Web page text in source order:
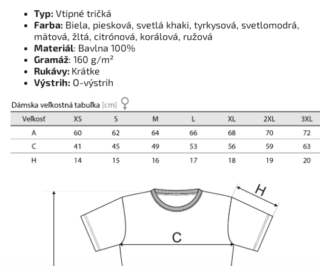
Typ: Vtipné tričká
Farba: Biela, piesková, svetlá khaki, tyrkysová, svetlomodrá,
mätová, žltá, citrónová, korálová, ružová
Materiál: Bavlna 100%
Gramáž: 160 g/m²
Rukávy: Krátke
Výstrih: O-výstrih